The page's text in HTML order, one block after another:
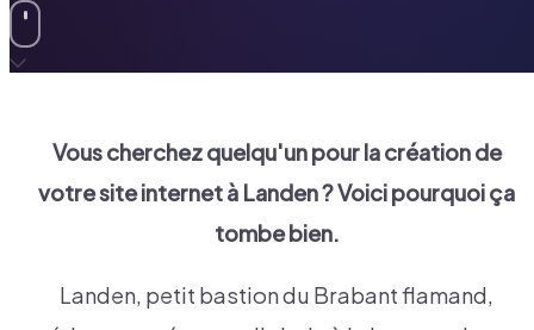
Vous cherchez quelqu'un pour la création de
votre site internet à Landen? Voici pourquoi ça
tombe bien.
Landen, petit bastion du Brabant flamand,